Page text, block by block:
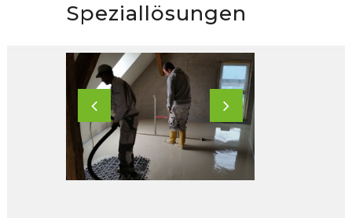
Speziallösungen